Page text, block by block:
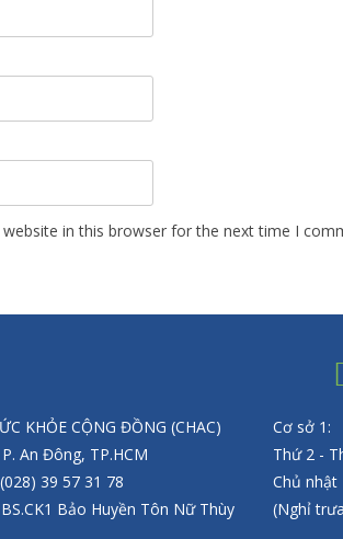
in this browser for the next time I
KHỎE CỘNG ĐỒNG (CHAC)
An Đông, TP.HCM
39 57 31 78
Bảo Huyền Tôn Nữ Thùy
Cơ sở 1:
Thứ 2 -
Chủ nhật
(Nghỉ trưa